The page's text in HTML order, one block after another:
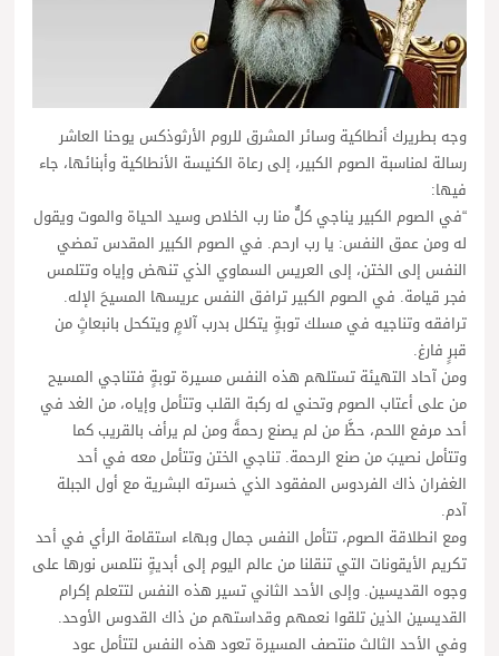
وجه بطريرك أنطاكية وسائر المشرق للروم الأرثوذكس يوحنا العاشر
رسالة لمناسبة الصوم الكبير، إلى رعاة الكنيسة الأنطاكية وأبنائها، جاء
فيها:
“في الصوم الكبير يناجي كلٌّ منا رب الخلاص وسيد الحياة والموت ويقول
له ومن عمق النفس: يا رب ارحم. في الصوم الكبير المقدس تمضي
النفس إلى الختن، إلى العريس السماوي الذي تنهض وإياه وتتلمس
فجر قيامة. في الصوم الكبير ترافق النفس عريسها المسيحَ الإله.
ترافقه وتناجيه في مسلك توبةٍ يتكلل بدرب آلامٍ ويتكحل بانبعاثٍ من
قبرٍ فارغ.
ومن آحاد التهيئة تستلهم هذه النفس مسيرة توبةٍ فتناجي المسيح
من على أعتاب الصوم وتحني له ركبة القلب وتتأمل وإياه، من الغد في
أحد مرفع اللحم، حظَّ من لم يصنع رحمةً ومن لم يرأف بالقريب كما
وتتأمل نصيبَ من صنع الرحمة. تناجي الختن وتتأمل معه في أحد
الغفران ذاك الفردوس المفقود الذي خسرته البشرية مع أول الجبلة
آدم.
ومع انطلاقة الصوم، تتأمل النفس جمال وبهاء استقامة الرأي في أحد
تكريم الأيقونات التي تنقلنا من عالم اليوم إلى أبديةٍ نتلمس نورها على
وجوه القديسين. وإلى الأحد الثاني تسير هذه النفس لتتعلم إكرام
القديسين الذين تلقوا نعمهم وقداستهم من ذاك القدوس الأوحد.
وفي الأحد الثالث منتصف المسيرة تعود هذه النفس لتتأمل عود